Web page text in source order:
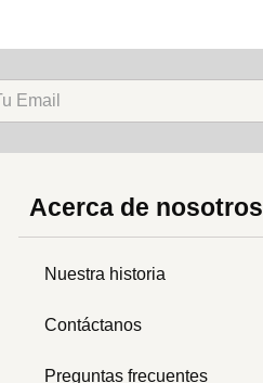
Acerca de nosotros
Nuestra historia
Contáctanos
Preguntas frecuentes